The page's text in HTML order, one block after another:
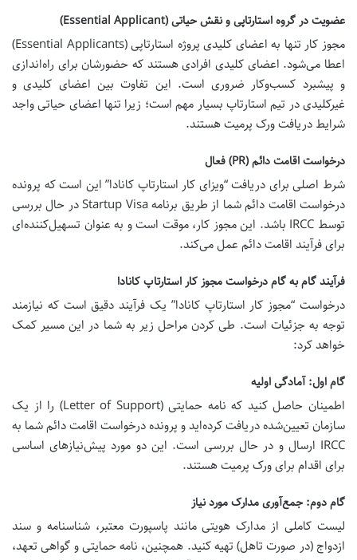
عضویت در گروه استارتاپی و نقش حیاتی (Essential Applicant)
مجوز کار تنها به اعضای کلیدی پروژه استارتاپی (Essential Applicants)
اعطا می‌شود. اعضای کلیدی افرادی هستند که حضورشان برای راه‌اندازی
و پیشبرد کسب‌وکار ضروری است. این تفاوت بین اعضای کلیدی و
غیرکلیدی در تیم استارتاپ بسیار مهم است؛ زیرا تنها اعضای حیاتی واجد
شرایط دریافت ورک پرمیت هستند.
درخواست اقامت دائم (PR) فعال
شرط اصلی برای دریافت “ویزای کار استارتاپ کانادا” این است که پرونده
درخواست اقامت دائم شما از طریق برنامه Startup Visa در حال بررسی
توسط IRCC باشد. این مجوز کار، موقت است و به عنوان تسهیل‌کننده‌ای
برای فرآیند اقامت دائم عمل می‌کند.
فرآیند گام به گام درخواست مجوز کار استارتاپ کانادا
درخواست “مجوز کار استارتاپ کانادا” یک فرآیند دقیق است که نیازمند
توجه به جزئیات است. طی کردن مراحل زیر به شما در این مسیر کمک
خواهد کرد:
گام اول: آمادگی اولیه
اطمینان حاصل کنید که نامه حمایتی (Letter of Support)
را از یک
سازمان تعیین‌شده دریافت کرده‌اید و پرونده درخواست اقامت دائم شما به
IRCC ارسال و در حال بررسی است. این دو مورد پیش‌نیازهای اساسی
برای اقدام برای ورک پرمیت هستند.
گام دوم: جمع‌آوری مدارک مورد نیاز
لیست کاملی از مدارک هویتی مانند پاسپورت معتبر، شناسنامه و سند
ازدواج (در صورت تاهل) تهیه کنید. همچنین، نامه حمایتی و گواهی تعهد،